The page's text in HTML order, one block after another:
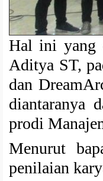
Hal ini yang
Aditya ST,
dan
diantaranya
prodi
Menurut
penilaian